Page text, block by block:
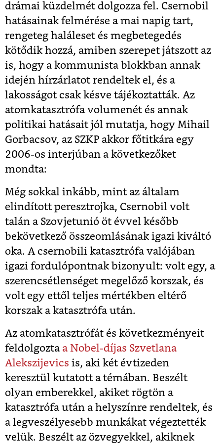
drámai küzdelmét dolgozza fel. Csernobil
hatásainak felmérése a mai napig tart,
rengeteg haláleset és megbetegedés
kötődik hozzá, amiben szerepet játszott az
is, hogy a kommunista blokkban annak
idején hírzárlatot rendeltek el, és a
lakosságot csak késve tájékoztatták. Az
atomkatasztrófa volumenét és annak
politikai hatásait jól mutatja, hogy Mihail
Gorbacsov, az SZKP akkor főtitkára egy
2006-os interjúban a következőket
mondta:
Még sokkal inkább, mint az általam
elindított peresztrojka, Csernobil volt
talán a Szovjetunió öt évvel később
bekövetkező összeomlásának igazi kiváltó
oka. A csernobili katasztrófa valójában
igazi fordulópontnak bizonyult: volt egy, a
szerencsétlenséget megelőző korszak, és
volt egy ettől teljes mértékben eltérő
korszak a katasztrófa után.
Az atomkatasztrófát és következményeit
feldolgozta a Nobel-díjas Szvetlana
Alekszijevics is, aki két évtizeden
keresztül kutatott a témában. Beszélt
olyan emberekkel, akiket rögtön a
katasztrófa után a helyszínre rendeltek, és
a legveszélyesebb munkákat végeztették
velük. Beszélt az özvegyekkel, akiknek